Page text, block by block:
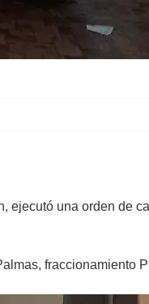
ejecutó una orden de
fraccionamiento